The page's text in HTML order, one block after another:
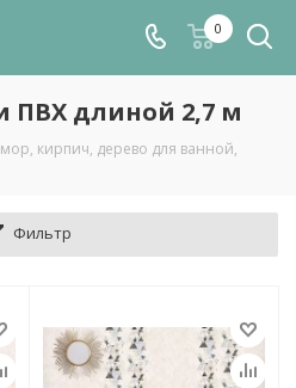
0
ПВХ длиной 2,7 м
кирпич, дерево для ванной,
Фильтр